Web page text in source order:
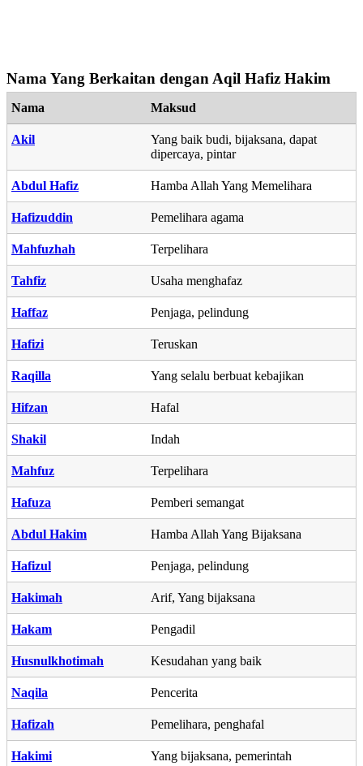
Nama Yang Berkaitan dengan Aqil Hafiz Hakim
Nama Maksud
Akil
Yang baik budi, bijaksana, dapat
dipercaya, pintar
Abdul Hafiz Hamba Allah Yang Memelihara
Hafizuddin Pemelihara agama
Mahfuzhah Terpelihara
Tahfiz Usaha menghafaz
Haffaz Penjaga, pelindung
Hafizi Teruskan
Raqilla Yang selalu berbuat kebajikan
Hifzan Hafal
Shakil Indah
Mahfuz Terpelihara
Hafuza Pemberi semangat
Abdul Hakim Hamba Allah Yang Bijaksana
Hafizul Penjaga, pelindung
Hakimah Arif, Yang bijaksana
Hakam Pengadil
Husnulkhotimah Kesudahan yang baik
Naqila Pencerita
Hafizah Pemelihara, penghafal
Hakimi Yang bijaksana, pemerintah